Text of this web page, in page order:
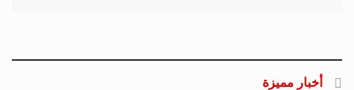
أخبار مميزة